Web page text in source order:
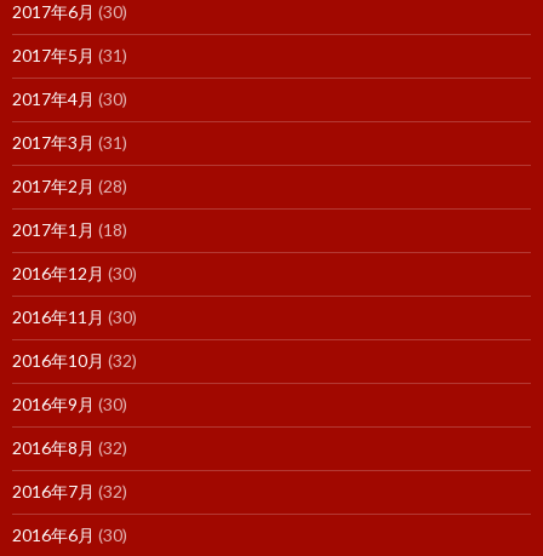
2017年6月 (30)
2017年5月 (31)
2017年4月 (30)
2017年3月 (31)
2017年2月 (28)
2017年1月 (18)
2016年12月 (30)
2016年11月 (30)
2016年10月 (32)
2016年9月 (30)
2016年8月 (32)
2016年7月 (32)
2016年6月 (30)